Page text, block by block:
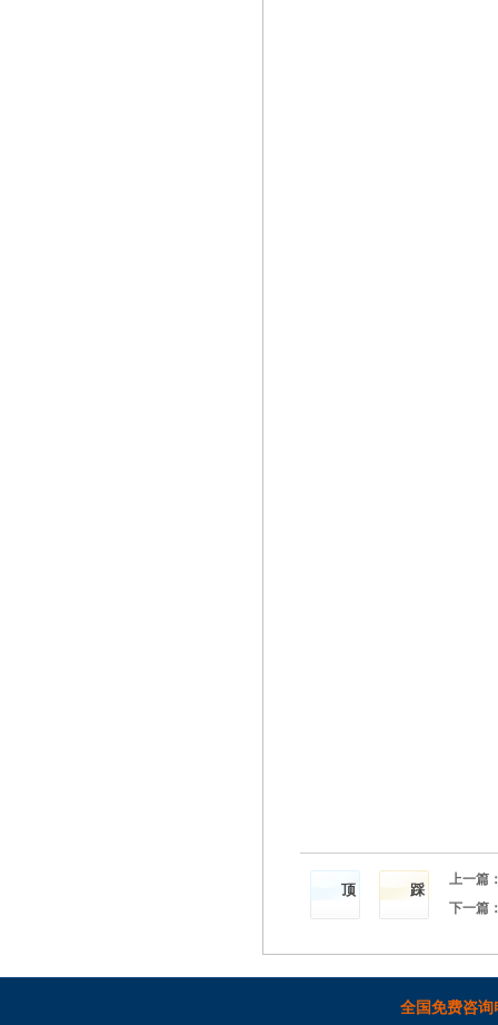
顶 踩
上一篇
下一篇
全国免费咨询